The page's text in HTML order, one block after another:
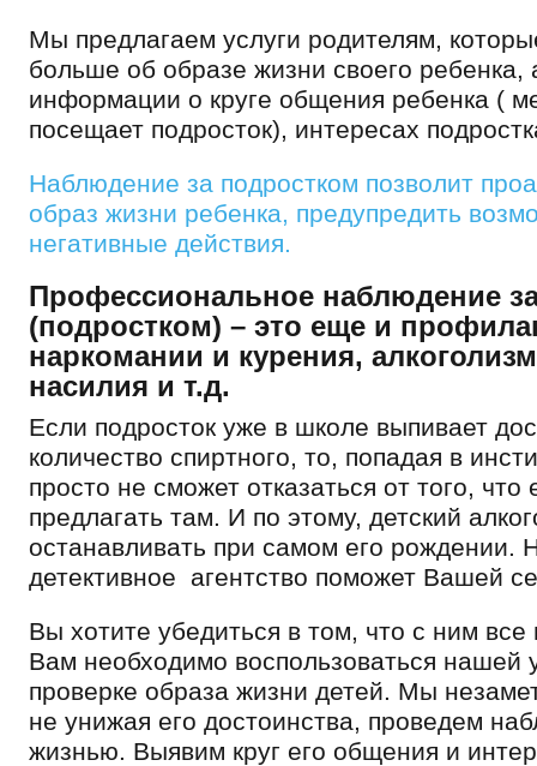
Мы предлагаем услуги родителям,
больше об образе жизни своего
информации о круге общения ребенка (
посещает подросток), интересах
Наблюдение за подростком позволит
образ жизни ребенка, предупредить
негативные действия.
Профессиональное наблюдение
(подростком) – это еще и
наркомании и курения,
насилия и т.д.
Если подросток уже в школе выпивает
количество спиртного, то, попадая в
просто не сможет отказаться от того, что
предлагать там. И по этому, детский
останавливать при самом его рождении.
детективное агентство поможет Вашей
Вы хотите убедиться в том, что с ним все
Вам необходимо воспользоваться нашей
проверке образа жизни детей. Мы
не унижая его достоинства, проведем
жизнью. Выявим круг его общения и